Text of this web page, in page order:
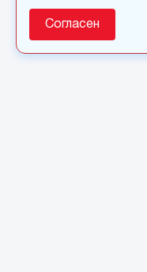
Согласен